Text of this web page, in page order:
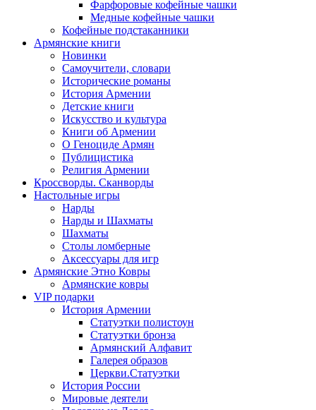
Фарфоровые кофейные чашки
Медные кофейные чашки
Кофейные подстаканники
Армянские книги
Новинки
Самоучители, словари
Исторические романы
История Армении
Детские книги
Иcкусство и культура
Книги об Армении
О Геноциде Армян
Публицистика
Религия Армении
Кроссворды. Сканворды
Настольные игры
Нарды
Нарды и Шахматы
Шахматы
Столы ломберные
Аксессуары для игр
Армянские Этно Ковры
Армянские ковры
VIP подарки
История Армении
Статуэтки полистоун
Статуэтки бронза
Армянский Алфавит
Галерея образов
Церкви.Статуэтки
История России
Мировые деятели